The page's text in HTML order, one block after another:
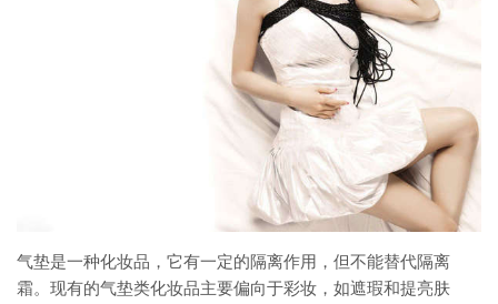
气垫是一种化妆品，它有一定的隔离作用，但不能替代隔离
霜。现有的气垫类化妆品主要偏向于彩妆，如遮瑕和提亮肤